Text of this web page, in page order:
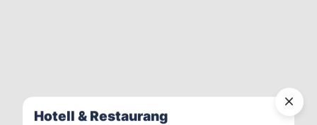
Hotell & Restaurang